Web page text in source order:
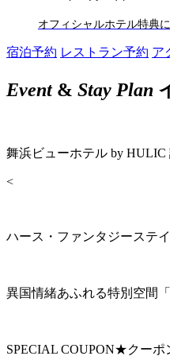
オフィシャルホテル特典
宿泊予約 レストラン予約 ア
Event& Stay Plan
舞浜ビューホテル by
<
ハース・ファンタジーステ
異国情緒あふれる特別空間
SPECIAL COUPON★クー